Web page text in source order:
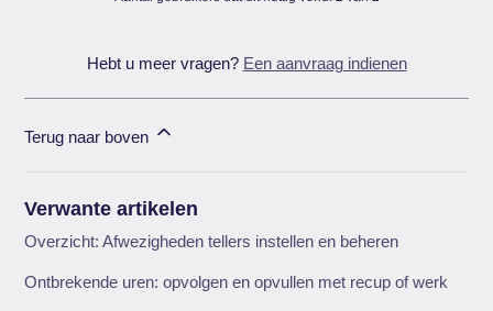
Hebt u meer vragen? Een aanvraag indienen
Terug naar boven
Verwante artikelen
Overzicht: Afwezigheden tellers instellen en beheren
Ontbrekende uren: opvolgen en opvullen met recup of werk